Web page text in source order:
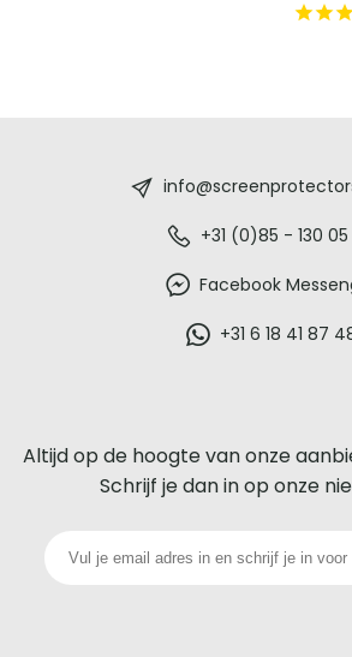
voor
iedere
telefoon
+31 (0)85 - 130
Facebook
+31 6 18 41 87
Altijd op de hoogte van onze
Schrijf je dan in op onze